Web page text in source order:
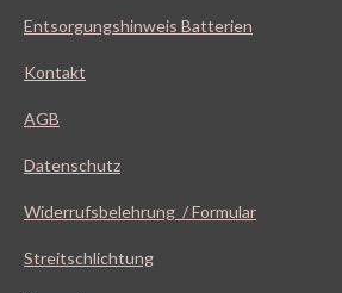
Entsorgungshinweis Batterien
Kontakt
AGB
Datenschutz
Widerrufsbelehrung / Formular
Streitschlichtung